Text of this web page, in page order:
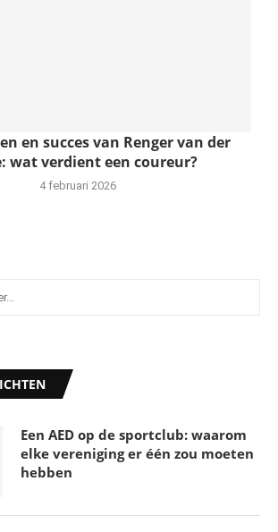
en succes van Renger van der
wat verdient een coureur?
4 februari 2026
Een AED op de sportclub: waarom
elke vereniging er één zou moeten
hebben